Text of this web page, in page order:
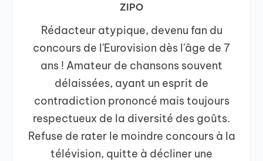
ZIPO
Rédacteur atypique, devenu fan du
concours de l'Eurovision dès l'âge de 7
ans ! Amateur de chansons souvent
délaissées, ayant un esprit de
contradiction prononcé mais toujours
respectueux de la diversité des goûts.
Refuse de rater le moindre concours à la
télévision, quitte à décliner une